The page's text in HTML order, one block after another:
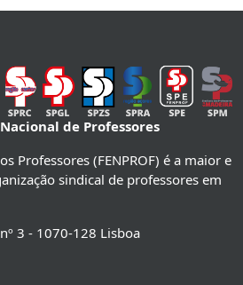
Nacional de Professores
Professores (FENPROF) é a maior e
sindical de professores em
3 - 1070-128 Lisboa